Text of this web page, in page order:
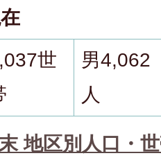
世
男4,062
人
地区別人口・